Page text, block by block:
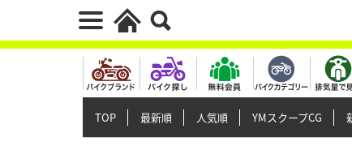
TOP 最新順 人気順 YMスクープCG